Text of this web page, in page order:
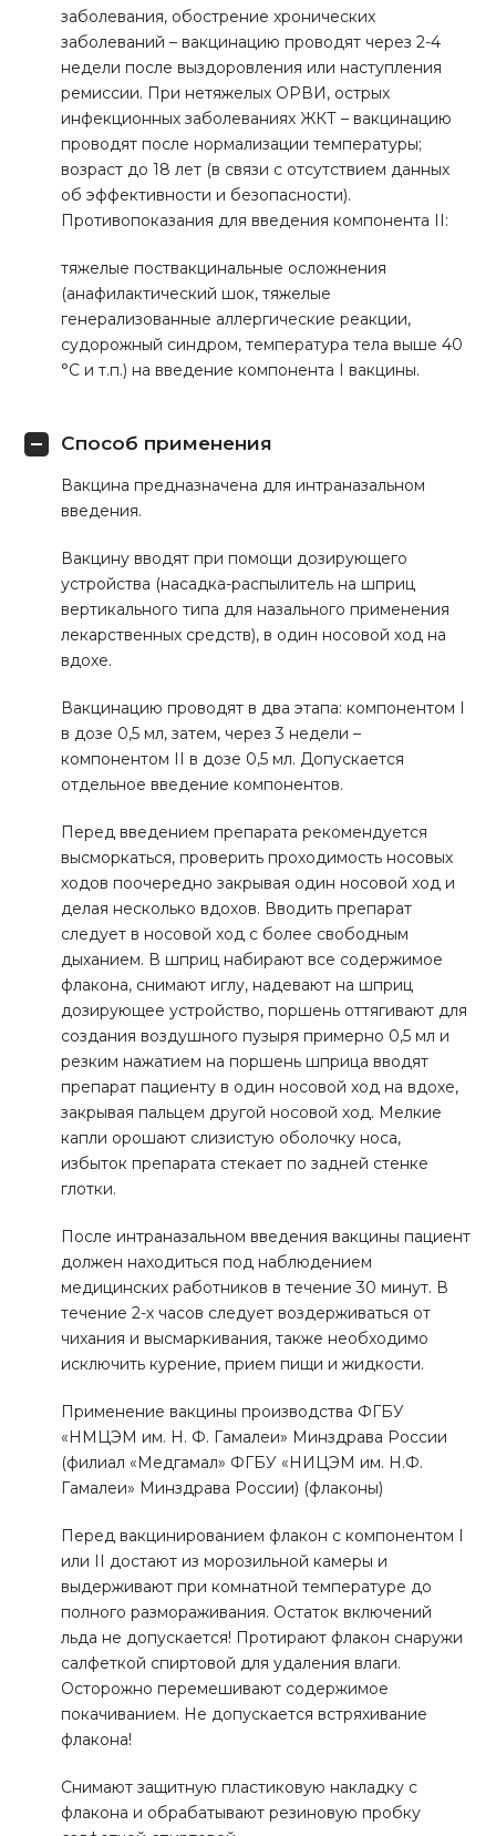
заболевания, обострение хронических
заболеваний – вакцинацию проводят через 2-4
недели после выздоровления или наступления
ремиссии. При нетяжелых ОРВИ, острых
инфекционных заболеваниях ЖКТ – вакцинацию
проводят после нормализации температуры;
возраст до 18 лет (в связи с отсутствием данных
об эффективности и безопасности).
Противопоказания для введения компонента II:
тяжелые поствакцинальные осложнения
(анафилактический шок, тяжелые
генерализованные аллергические реакции,
судорожный синдром, температура тела выше 40
°С и т.п.) на введение компонента I вакцины.
Способ применения
Вакцина предназначена для интраназальном
введения.
Вакцину вводят при помощи дозирующего
устройства (насадка-распылитель на шприц
вертикального типа для назального применения
лекарственных средств), в один носовой ход на
вдохе.
Вакцинацию проводят в два этапа: компонентом I
в дозе 0,5 мл, затем, через 3 недели –
компонентом II в дозе 0,5 мл. Допускается
отдельное введение компонентов.
Перед введением препарата рекомендуется
высморкаться, проверить проходимость носовых
ходов поочередно закрывая один носовой ход и
делая несколько вдохов. Вводить препарат
следует в носовой ход с более свободным
дыханием. В шприц набирают все содержимое
флакона, снимают иглу, надевают на шприц
дозирующее устройство, поршень оттягивают для
создания воздушного пузыря примерно 0,5 мл и
резким нажатием на поршень шприца вводят
препарат пациенту в один носовой ход на вдохе,
закрывая пальцем другой носовой ход. Мелкие
капли орошают слизистую оболочку носа,
избыток препарата стекает по задней стенке
глотки.
После интраназальном введения вакцины пациент
должен находиться под наблюдением
медицинских работников в течение 30 минут. В
течение 2-х часов следует воздерживаться от
чихания и высмаркивания, также необходимо
исключить курение, прием пищи и жидкости.
Применение вакцины производства ФГБУ
«НМЦЭМ им. Н. Ф. Гамалеи» Минздрава России
(филиал «Медгамал» ФГБУ «НИЦЭМ им. Н.Ф.
Гамалеи» Минздрава России) (флаконы)
Перед вакцинированием флакон с компонентом I
или II достают из морозильной камеры и
выдерживают при комнатной температуре до
полного размораживания. Остаток включений
льда не допускается! Протирают флакон снаружи
салфеткой спиртовой для удаления влаги.
Осторожно перемешивают содержимое
покачиванием. Не допускается встряхивание
флакона!
Снимают защитную пластиковую накладку с
флакона и обрабатывают резиновую пробку